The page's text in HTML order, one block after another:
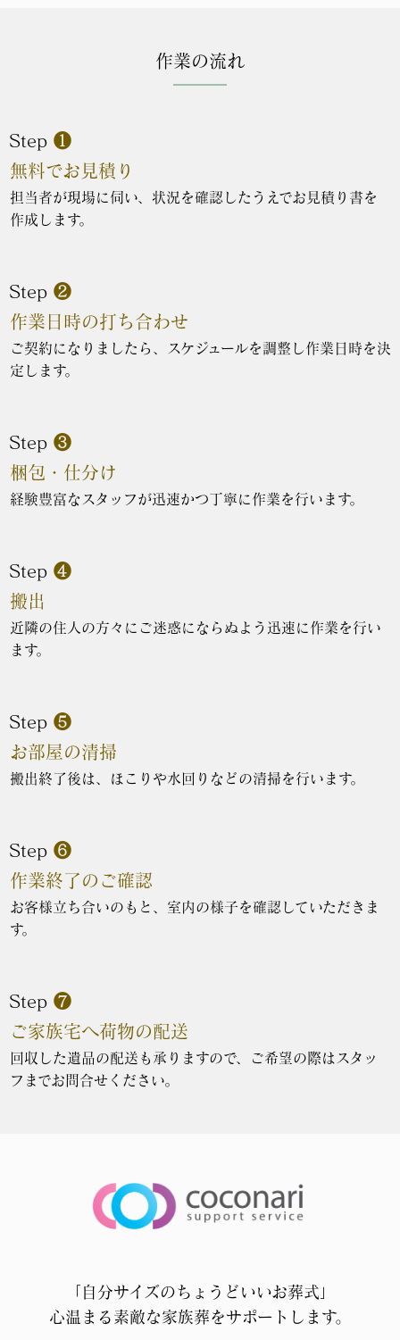
作業の流れ
Step ❶
無料でお見積り
担当者が現場に伺い、状況を確認したうえでお見積り書を
作成します。
Step ❷
作業日時の打ち合わせ
ご契約になりましたら、スケジュールを調整し作業日時を決
定します。
Step ❸
梱包・仕分け
経験豊富なスタッフが迅速かつ丁寧に作業を行います。
Step ❹
搬出
近隣の住人の方々にご迷惑にならぬよう迅速に作業を行い
ます。
Step ❺
お部屋の清掃
搬出終了後は、ほこりや水回りなどの清掃を行います。
Step ❻
作業終了のご確認
お客様立ち合いのもと、室内の様子を確認していただきま
す。
Step ❼
ご家族宅へ荷物の配送
回収した遺品の配送も承りますので、ご希望の際はスタッ
フまでお問合せください。
「自分サイズのちょうどいいお葬式」
心温まる素敵な家族葬をサポートします。